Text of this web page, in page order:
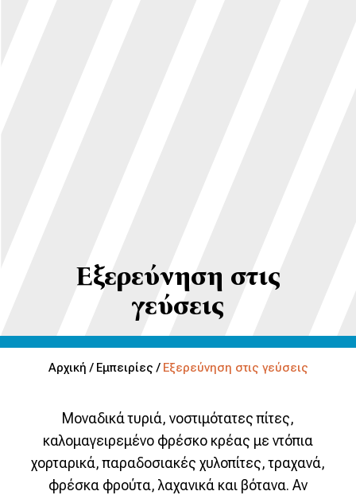
Εξερεύνηση στις
γεύσεις
Αρχική / Εμπειρίες / Εξερεύνηση στις γεύσεις
Μοναδικά τυριά, νοστιμότατες πίτες,
καλομαγειρεμένο φρέσκο κρέας με ντόπια
χορταρικά, παραδοσιακές χυλοπίτες, τραχανά,
φρέσκα φρούτα, λαχανικά και βότανα. Αν